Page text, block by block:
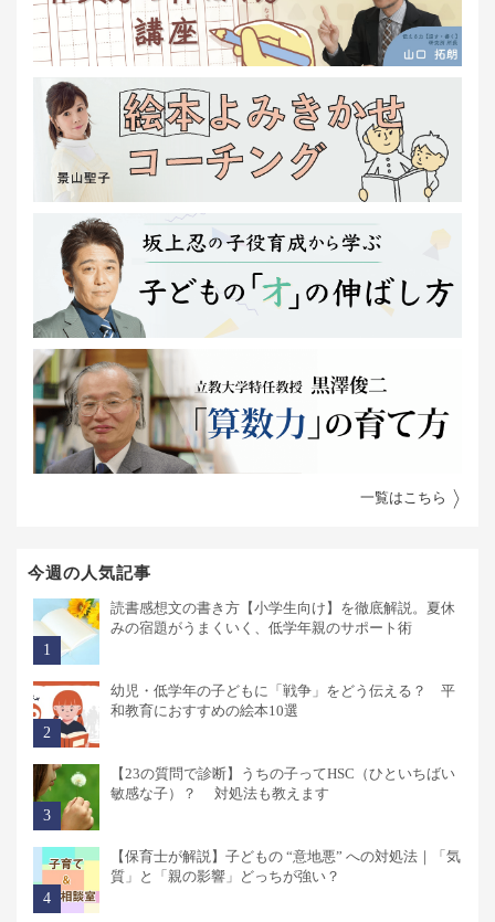
一覧はこちら
今週の人気記事
読書感想文の書き方【小学生向け】を徹底解説。夏休
みの宿題がうまくいく、低学年親のサポート術
幼児・低学年の子どもに「戦争」をどう伝える？ 平
和教育におすすめの絵本10選
【23の質問で診断】うちの子ってHSC（ひといちばい
敏感な子）？ 対処法も教えます
【保育士が解説】子どもの “意地悪” への対処法｜「気
質」と「親の影響」どっちが強い？